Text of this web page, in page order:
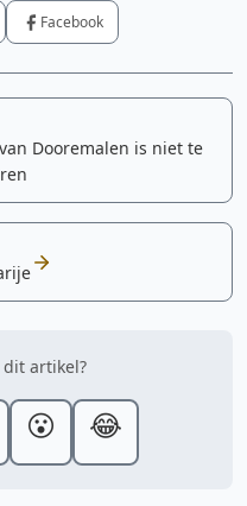
Facebook
Dooremalen is niet te
artikel?
😮 😂